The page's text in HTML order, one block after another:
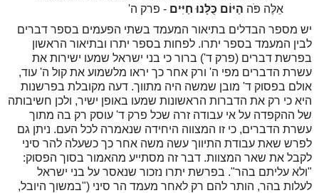
אֵלֶּה פֹּה הַיּוֹם כֻּלָּנוּ חַיִּים - פרק ה'
יש מספר הבדלים בתיאור המעמד בשתי הפעמים בספר דברים
לבין המעמד בספר יתרו. לפחות בספר יתרו ובתיאור הראשון
בפרשת דברים (פרק ד') ברור כי בני ישראל שמעו ישירות את
עשרת הדברים מפי ה' ורק אחר כך יראו מלשמוע את קול ה' עוד,
אולם בפסוק ד' מובן שמשה היה מתווך. דעה מקובלת בפרשנות
היא כי רק את הדברות הראשונות שמעו באופן ישיר, ולכן חשיבותה
של ההקפדה על אי עבודה זרה שכל פרק ד' עוסק רק בה מתוך
עשרת הדברים, כי זו המצווה היחידה שנאמרה לכל העם. ניתן גם
לפרש שאת עבודת התיווך עשה משה אחר כך כשעלה להר סיני
לקבל את שאר המצוות. דבר זה מסתייע מהאמור בסוך הפסוק:
"ולא עליתם בהר". בפרשת יתרו נזכור שנאסר על בני ישראל
לעלות בהר, הותר להם רק לאחר מעמד הר סיני ("במשוך היובל,